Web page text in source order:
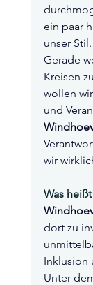
ein paar
unser
Gerade
Kreisen
wollen
und
wir
Was
dort zu
Inklusion
Unter